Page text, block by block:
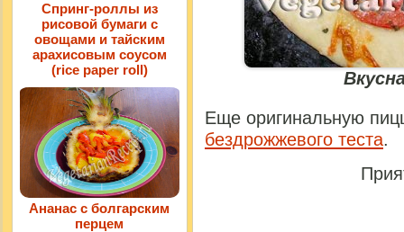
Еще оригинальную
бездрожжевого теста.
Спринг-роллы из
рисовой бумаги с
овощами и тайским
арахисовым соусом
(rice paper roll)
Ананас с болгарским
перцем